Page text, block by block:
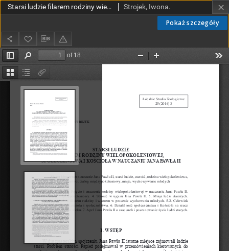
Pokaż szczegóły
Starsi ludzie filarem rodziny wielopokoleniowej, społeczeństwa i Kościoła w nauczaniu Jana Pawła II Strojek, Iwona.